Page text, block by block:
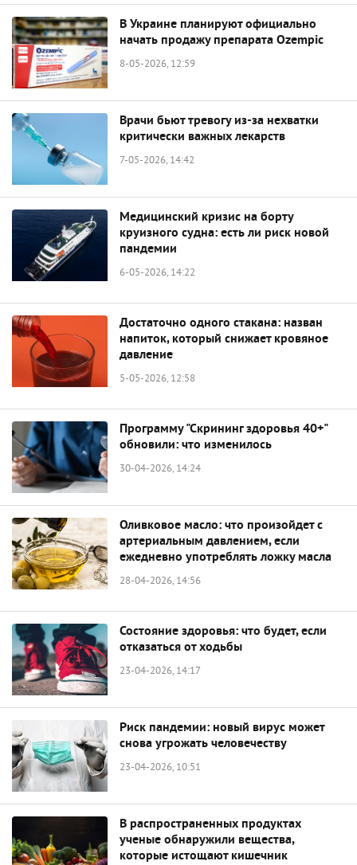
В Украине планируют официально
начать продажу препарата Ozempic
8-05-2026, 12:59
Врачи бьют тревогу из-за нехватки
критически важных лекарств
7-05-2026, 14:42
Медицинский кризис на борту
круизного судна: есть ли риск новой
пандемии
6-05-2026, 14:22
Достаточно одного стакана: назван
напиток, который снижает кровяное
давление
5-05-2026, 12:58
Программу "Скрининг здоровья 40+"
обновили: что изменилось
30-04-2026, 14:24
Оливковое масло: что произойдет с
артериальным давлением, если
ежедневно употреблять ложку масла
28-04-2026, 14:56
Состояние здоровья: что будет, если
отказаться от ходьбы
23-04-2026, 14:17
Риск пандемии: новый вирус может
снова угрожать человечеству
23-04-2026, 10:51
В распространенных продуктах
ученые обнаружили вещества,
которые истощают кишечник